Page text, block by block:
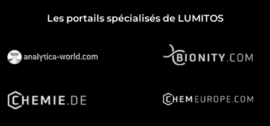
Les portails spécialisés de LUMITOS